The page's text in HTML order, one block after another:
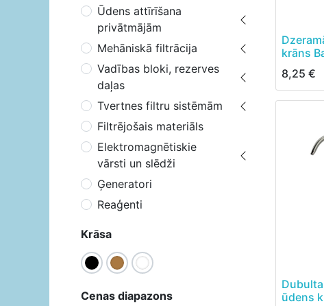
Ūdens attīrīšana
privātmājām
Mehāniskā filtrācija
Vadības bloki, rezerves
daļas
Tvertnes filtru sistēmām
Filtrējošais materiāls
Elektromagnētiskie
vārsti un slēdži
Ģeneratori
Reaģenti
Krāsa
Cenas diapazons
krāns
8,25 €
ūdens